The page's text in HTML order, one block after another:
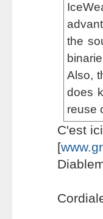
the
Also,
does
reuse
C'est
[